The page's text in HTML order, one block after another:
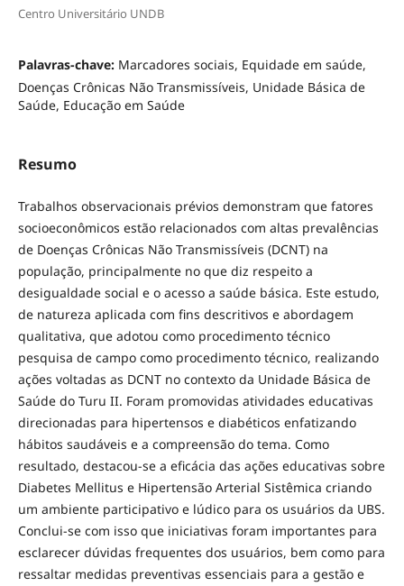
Centro Universitário UNDB
Palavras-chave: Marcadores sociais, Equidade em saúde,
Doenças Crônicas Não Transmissíveis, Unidade Básica de
Saúde, Educação em Saúde
Resumo
Trabalhos observacionais prévios demonstram que fatores
socioeconômicos estão relacionados com altas prevalências
de Doenças Crônicas Não Transmissíveis (DCNT) na
população, principalmente no que diz respeito a
desigualdade social e o acesso a saúde básica. Este estudo,
de natureza aplicada com fins descritivos e abordagem
qualitativa, que adotou como procedimento técnico
pesquisa de campo como procedimento técnico, realizando
ações voltadas as DCNT no contexto da Unidade Básica de
Saúde do Turu II. Foram promovidas atividades educativas
direcionadas para hipertensos e diabéticos enfatizando
hábitos saudáveis e a compreensão do tema. Como
resultado, destacou-se a eficácia das ações educativas sobre
Diabetes Mellitus e Hipertensão Arterial Sistêmica criando
um ambiente participativo e lúdico para os usuários da UBS.
Conclui-se com isso que iniciativas foram importantes para
esclarecer dúvidas frequentes dos usuários, bem como para
ressaltar medidas preventivas essenciais para a gestão e